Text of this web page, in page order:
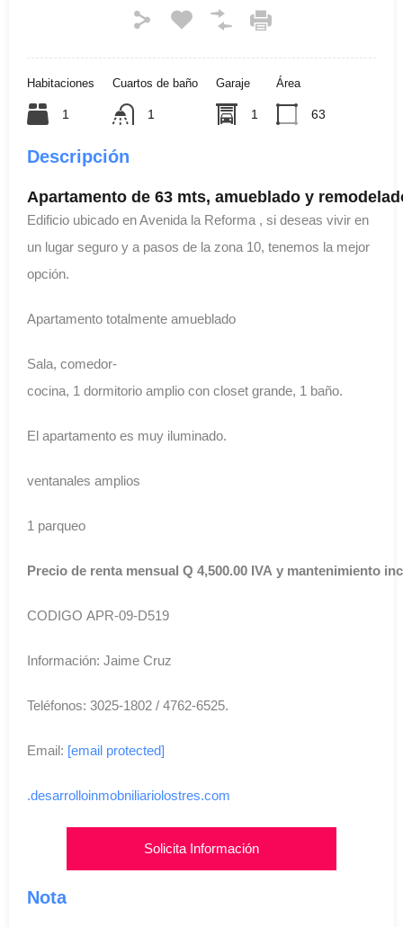
Habitaciones
1
Cuartos de baño
1
Garaje
1
Área
63
Descripción
Apartamento de 63 mts, amueblado y
Edificio ubicado en Avenida la Reforma , si deseas vivir en
un lugar seguro y a pasos de la zona 10, tenemos la mejor
opción.
Apartamento totalmente amueblado
Sala, comedor-
cocina, 1 dormitorio amplio con closet grande, 1 baño.
El apartamento es muy iluminado.
ventanales amplios
1 parqueo
Precio de renta mensual Q 4,500.00 IVA y mantenimiento
CODIGO APR-09-D519
Información: Jaime Cruz
Teléfonos: 3025-1802 / 4762-6525.
Email: [email protected]
.desarrolloinmobniliariolostres.com
Solicita Información
Nota